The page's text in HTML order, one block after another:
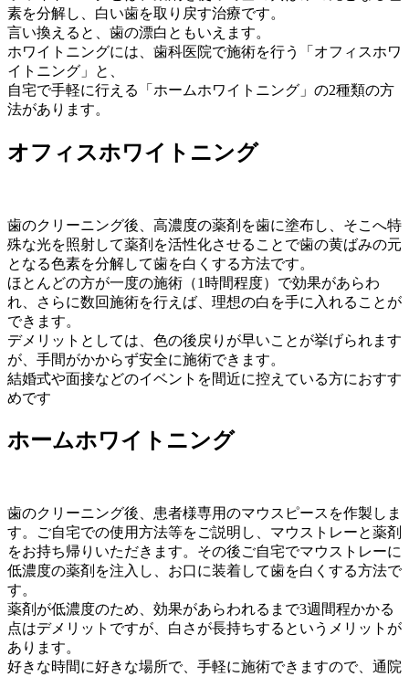
素を分解し、白い歯を取り戻す治療です。
言い換えると、歯の漂白ともいえます。
ホワイトニングには、歯科医院で施術を行う「オフィスホワ
イトニング」と、
自宅で手軽に行える「ホームホワイトニング」の2種類の方
法があります。
オフィスホワイトニング
歯のクリーニング後、高濃度の薬剤を歯に塗布し、そこへ特
殊な光を照射して薬剤を活性化させることで歯の黄ばみの元
となる色素を分解して歯を白くする方法です。
ほとんどの方が一度の施術（1時間程度）で効果があらわ
れ、さらに数回施術を行えば、理想の白を手に入れることが
できます。
デメリットとしては、色の後戻りが早いことが挙げられます
が、手間がかからず安全に施術できます。
結婚式や面接などのイベントを間近に控えている方におすす
めです
ホームホワイトニング
歯のクリーニング後、患者様専用のマウスピースを作製しま
す。ご自宅での使用方法等をご説明し、マウストレーと薬剤
をお持ち帰りいただきます。その後ご自宅でマウストレーに
低濃度の薬剤を注入し、お口に装着して歯を白くする方法で
す。
薬剤が低濃度のため、効果があらわれるまで3週間程かかる
点はデメリットですが、白さが長持ちするというメリットが
あります。
好きな時間に好きな場所で、手軽に施術できますので、通院